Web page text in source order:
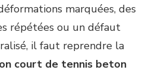
marquées, des
répétées ou un défaut
il faut reprendre la
court de tennis beton